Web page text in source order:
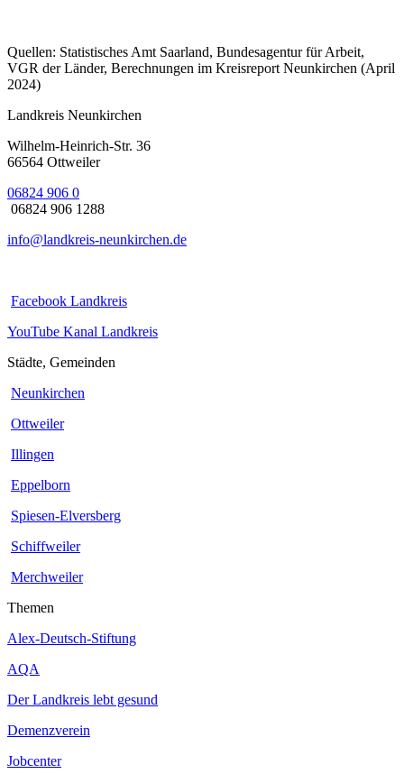
Quellen: Statistisches Amt Saarland, Bundesagentur für Arbeit,
VGR der Länder, Berechnungen im Kreisreport Neunkirchen (April
2024)
Landkreis Neunkirchen
Wilhelm-Heinrich-Str. 36
66564 Ottweiler
06824 906 0
06824 906 1288
info@landkreis-neunkirchen.de
Facebook Landkreis
YouTube Kanal Landkreis
Städte, Gemeinden
Neunkirchen
Ottweiler
Illingen
Eppelborn
Spiesen-Elversberg
Schiffweiler
Merchweiler
Themen
Alex-Deutsch-Stiftung
AQA
Der Landkreis lebt gesund
Demenzverein
Jobcenter